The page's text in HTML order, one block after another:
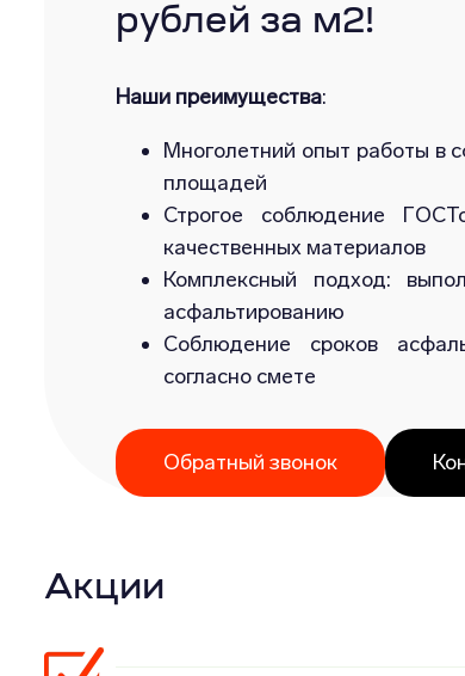
рублей за м2!
Наши преимущества:
Многолетний опыт работы в
площадей
Строгое соблюдение
качественных материалов
Комплексный подход:
асфальтированию
Соблюдение сроков
согласно смете
Обратный звонок
Акции